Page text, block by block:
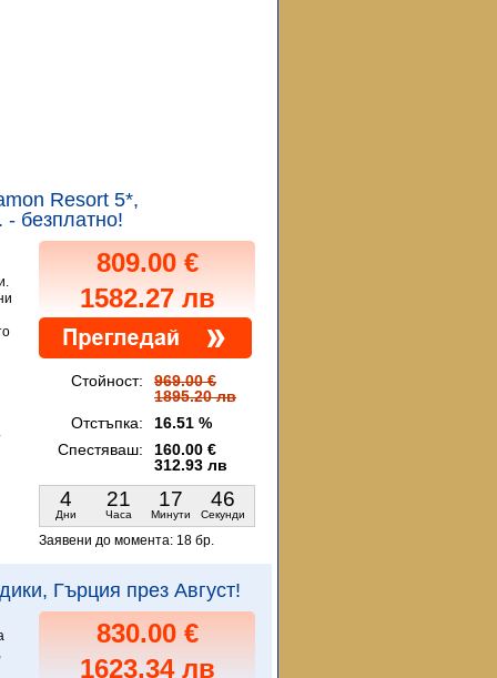
Resort 5*,
безплатно!
809.00 €
1582.27 лв
Стойност:
969.00 €
1895.20 лв
Отстъпка:
16.51 %
Спестяваш:
160.00 €
312.93 лв
4
Дни
21
Часа
17
Минути
44
Секунди
Заявени до момента: 18 бр.
Гърция през Август!
830.00 €
1623.34 лв